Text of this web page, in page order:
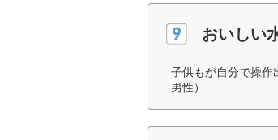
おいしい
子供もが自分で操作
男性）